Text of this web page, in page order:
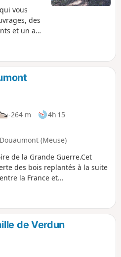
vous
des
et un abri
restes de
isolés.
-264 m
4h 15
(Meuse)
de la Grande Guerre.Cet
des bois replantés à la suite
la France et
de Douaumont, le Fort de
de Verdun